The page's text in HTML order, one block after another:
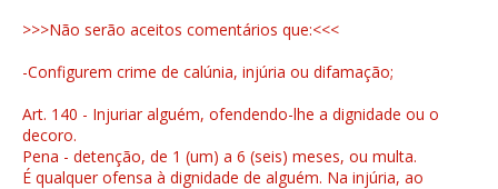
>>>Não serão aceitos comentários que:<<<
-Configurem crime de calúnia, injúria ou difamação;
Art. 140 - Injuriar alguém, ofendendo-lhe a dignidade ou o
decoro.
Pena - detenção, de 1 (um) a 6 (seis) meses, ou multa.
É qualquer ofensa à dignidade de alguém. Na injúria, ao